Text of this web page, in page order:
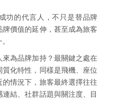
功的代言人，不只是替品牌
牌價值的延伸，甚至成為旅客
為品牌加持？最關鍵之處在
化特性，同樣是飛機、座位
情況下，旅客最終選擇往往
結、社群話題與關注度、目